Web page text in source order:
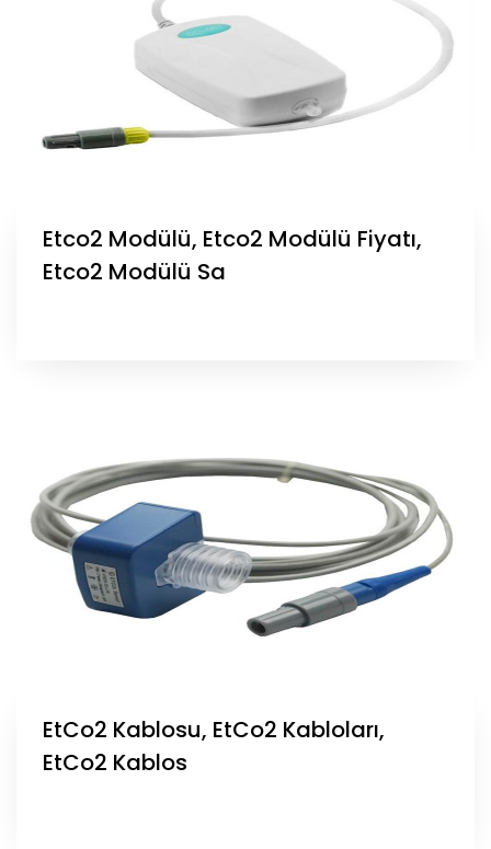
Etco2 Modülü, Etco2 Modülü Fiyatı,
Etco2 Modülü Sa
EtCo2 Kablosu, EtCo2 Kabloları,
EtCo2 Kablos